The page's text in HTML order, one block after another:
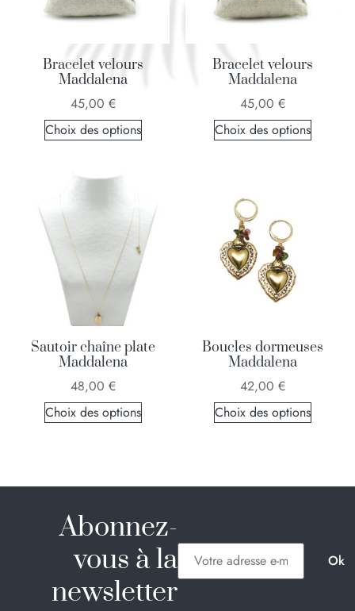
Bracelet velours
Maddalena
45,00 €
Choix des options
Bracelet velours
Maddalena
45,00 €
Choix des options
Sautoir chaîne plate
Maddalena
48,00 €
Choix des options
Boucles dormeuses
Maddalena
42,00 €
Choix des options
Abonnez-
vous à la
newsletter